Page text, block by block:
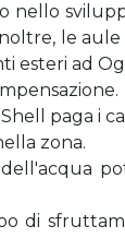
nello
le aule
esteri ad
paga i
zona.
di